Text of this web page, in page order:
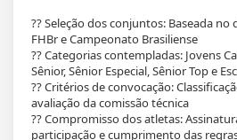
?? Seleção dos conjuntos: Baseada
FHBr e Campeonato Brasiliense
?? Categorias contempladas: Jovens
Sênior, Sênior Especial, Sênior Top e
?? Critérios de convocação:
avaliação da comissão técnica
?? Compromisso dos atletas:
participação e cumprimento das